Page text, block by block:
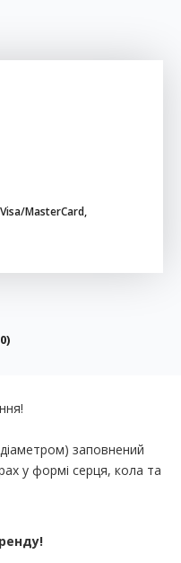
MasterCard,
заповнений
у формі серця, кола та